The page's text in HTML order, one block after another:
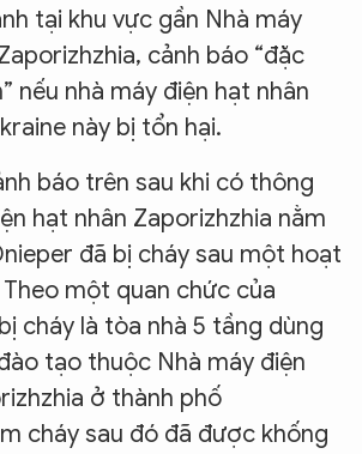
tại khu vực gần Nhà máy
cảnh báo “đặc
nếu nhà máy điện hạt nhân
này bị tổn hại.
báo trên sau khi có thông
hạt nhân Zaporizhzhia nằm
đã bị cháy sau một hoạt
một quan chức của
cháy là tòa nhà 5 tầng dùng
tạo thuộc Nhà máy điện
ở thành phố
cháy sau đó đã được khống